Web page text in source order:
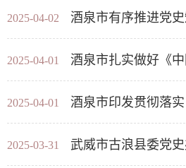
2025-04-02 酒泉市有序推进党
2025-04-01 酒泉市扎实做好《中国共产党
2025-04-01 酒泉市印发贯彻落实《党史
2025-03-31 武威市古浪县委党史办创